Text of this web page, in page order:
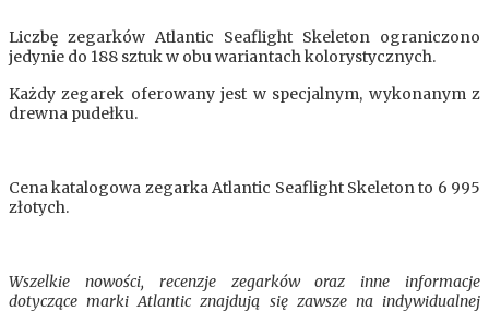
Liczbę zegarków Atlantic Seaflight Skeleton ograniczono
jedynie do 188 sztuk w obu wariantach kolorystycznych.
Każdy zegarek oferowany jest w specjalnym, wykonanym z
drewna pudełku.
Cena katalogowa zegarka Atlantic Seaflight Skeleton to 6 995
złotych.
Wszelkie nowości, recenzje zegarków oraz inne informacje
dotyczące marki Atlantic znajdują się zawsze na indywidualnej